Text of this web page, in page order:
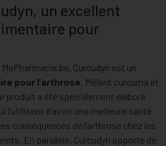
un excellent
pour
Curcudyn est un
pour l’arthrose . Mêlant curcuma et
produit a été spécialement élaboré
l’utilisent d’avoir une meilleure santé
conséquences de l’arthrose chez les
En parallèle, Curcudyn apporte de